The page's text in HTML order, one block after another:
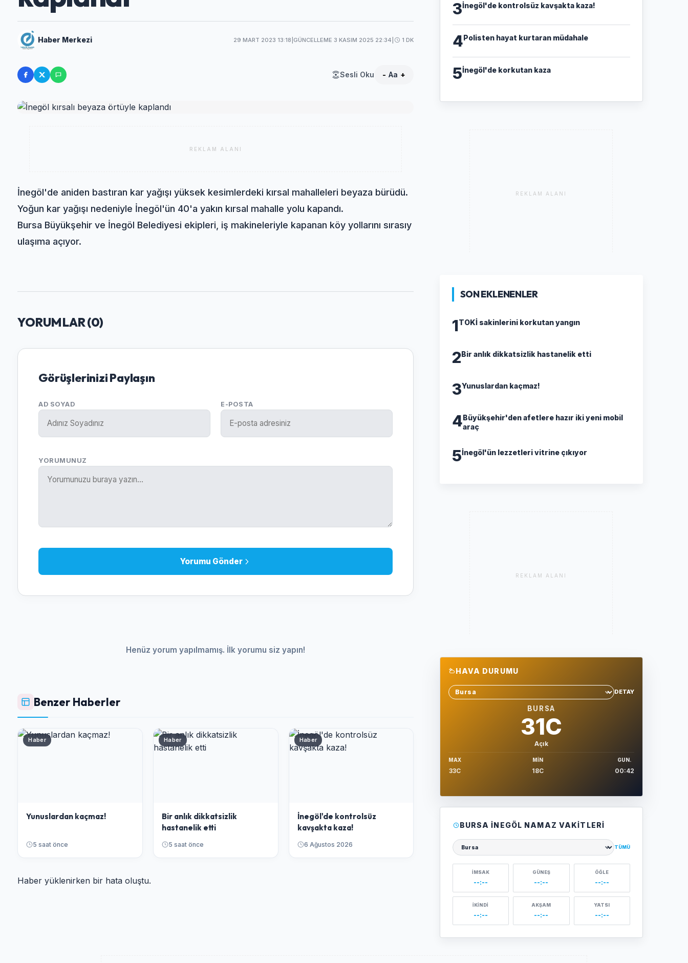
Haber Merkezi 29 MART 2023 13:18 GÜNCELLEME 3 KASIM 2025 22:34 1 DK
Sesli Oku - Aa +
REKLAM ALANI
İnegöl'de aniden bastıran kar yağışı yüksek kesimlerdeki kırsal mahalleleri beyaza bürüdü.
Yoğun kar yağışı nedeniyle İnegöl'ün 40'a yakın kırsal mahalle yolu kapandı.
Bursa Büyükşehir ve İnegöl Belediyesi ekipleri, iş makineleriyle kapanan köy yollarını sırasıy
ulaşıma açıyor.
YORUMLAR (0)
Görüşlerinizi Paylaşın
AD SOYAD E-POSTA
YORUMUNUZ
Yorumu Gönder
Henüz yorum yapılmamış. İlk yorumu siz yapın!
Benzer Haberler
Haber
Yunuslardan kaçmaz!
5 saat önce
Haber
Bir anlık dikkatsizlik
hastanelik etti
5 saat önce
Haber
İnegöl'de kontrolsüz
kavşakta kaza!
6 Ağustos 2026
Haber yüklenirken bir hata oluştu.
3İnegöl'de kontrolsüz kavşakta kaza!
4Polisten hayat kurtaran müdahale
5İnegöl'de korkutan kaza
REKLAM ALANI
SON EKLENENLER
1TOKİ sakinlerini korkutan yangın
2Bir anlık dikkatsizlik hastanelik etti
3Yunuslardan kaçmaz!
4Büyükşehir'den afetlere hazır iki yeni mobil
araç
5İnegöl'ün lezzetleri vitrine çıkıyor
REKLAM ALANI
HAVA DURUMU
Sehir sec
DETAY
BURSA
31C
Açık
MAX
33C
MIN
18C
GUN.
00:42
BURSA İNEGÖL NAMAZ VAKITLERI
Şehir seçin
TÜMÜ
İMSAK
--:--
GÜNEŞ
--:--
ÖĞLE
--:--
İKINDI
--:--
AKŞAM
--:--
YATSI
--:--